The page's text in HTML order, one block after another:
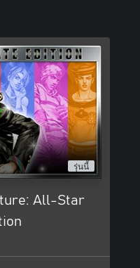
for
รุ่นนี้
All-Star